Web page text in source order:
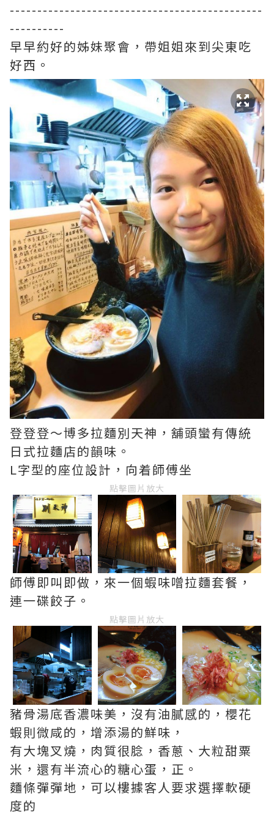
----------------------------------------------
----------
早早約好的姊妹聚會，帶姐姐來到尖東吃
好西。
登登登～博多拉麵別天神，舖頭蠻有傳統
日式拉麵店的韻味。
L字型的座位設計，向着師傅坐
點擊圖片放大
師傅即叫即做，來一個蝦味噌拉麵套餐，
連一碟餃子。
點擊圖片放大
豬骨湯底香濃味美，沒有油膩感的，櫻花
蝦則微咸的，增添湯的鮮味，
有大塊叉燒，肉質很腍，香蔥、大粒甜粟
米，還有半流心的糖心蛋，正。
麵條彈彈地，可以樓據客人要求選擇軟硬
度的